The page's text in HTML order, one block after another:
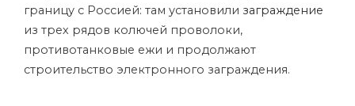
границу с Россией: там установили заграждение
из трех рядов колючей проволоки,
противотанковые ежи и продолжают
строительство электронного заграждения.